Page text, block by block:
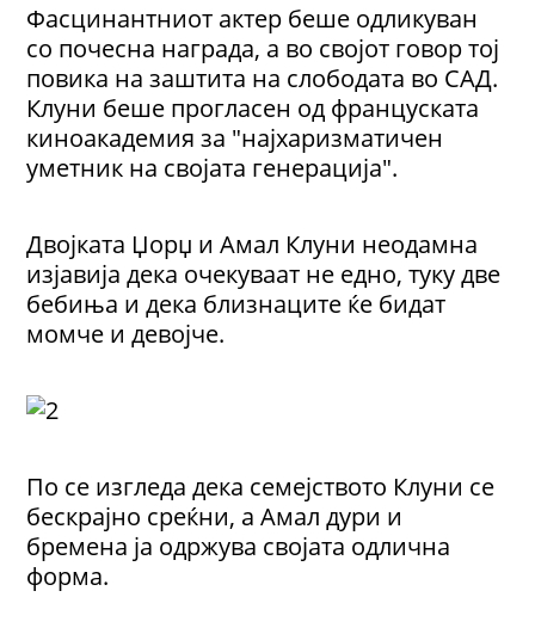
Фасцинантниот актер беше одликуван
со почесна награда, а во својот говор тој
повика на заштита на слободата во САД.
Клуни беше прогласен од француската
киноакадемия за "најхаризматичен
уметник на својата генерација".
Двојката Џорџ и Амал Клуни неодамна
изјавија дека очекуваат не едно, туку две
бебиња и дека близнаците ќе бидат
момче и девојче.
По се изгледа дека семејството Клуни се
бескрајно среќни, а Амал дури и
бремена ја одржува својата одлична
форма.